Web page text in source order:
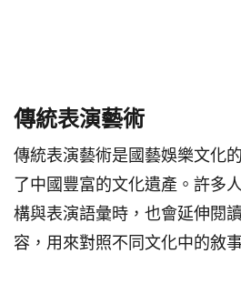
傳統表演藝術
傳統表演藝術是國藝娛樂文化
了中國豐富的文化遺產。許多
構與表演語彙時，也會延伸閱
容，用來對照不同文化中的敘